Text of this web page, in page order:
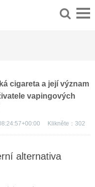
cigareta a její význam
vapingových
Klikněte： 302
alternativa